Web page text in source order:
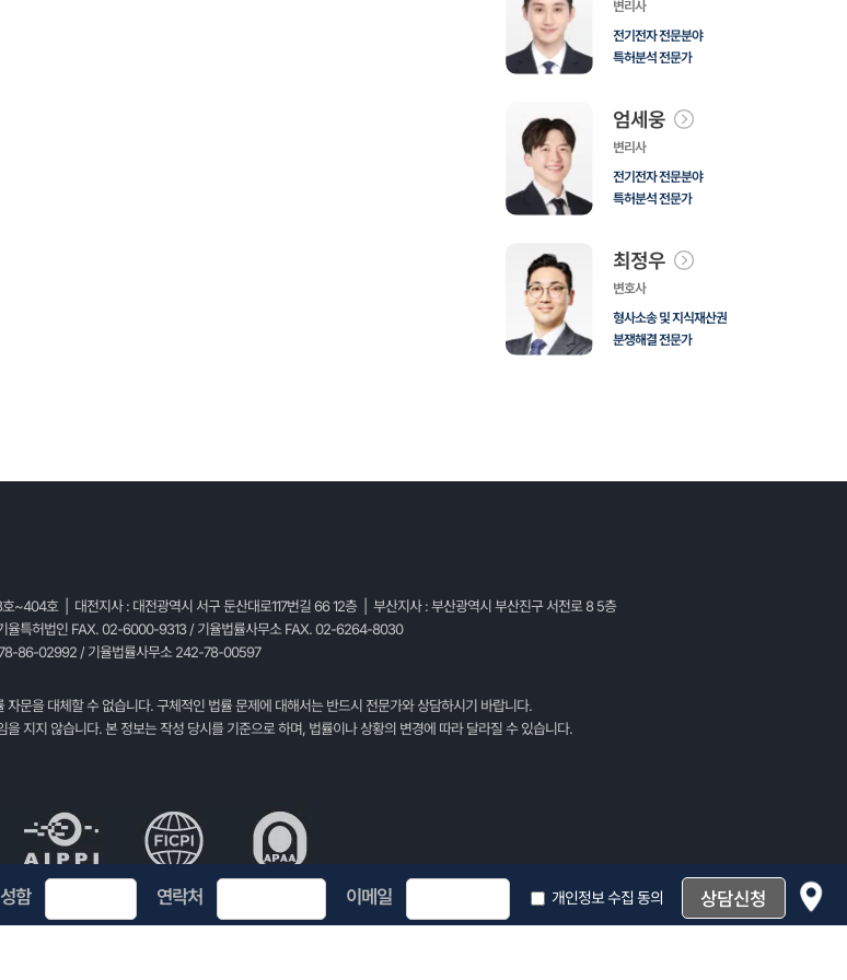
변리사
전기전자 전문분야
특허분석 전문가
엄세웅
변리사
전기전자 전문분야
특허분석 전문가
최정우
변호사
형사소송 및 지식재산권
분쟁해결 전문가
~404호 | 대전지사 : 대전광역시 서구 둔산대로117번길 66 12층 | 부산지사 : 부산광역시 부산진구 서전로 8 5층
율특허법인 FAX. 02-6000-9313 / 기율법률사무소 FAX. 02-6264-8030
86-02992 / 기율법률사무소 242-78-00597
문을 대체할 수 없습니다. 구체적인 법률 문제에 대해서는 반드시 전문가와 상담하시기 바랍니다.
지지 않습니다. 본 정보는 작성 당시를 기준으로 하며, 법률이나 상황의 변경에 따라 달라질 수 있습니다.
성함 연락처 이메일 개인정보 수집 동의